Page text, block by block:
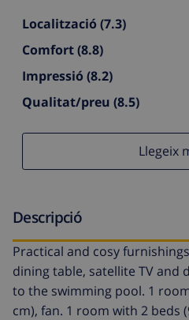
Localització (7.3)
Comfort(8.8)
Impressió (8.2)
Qualitat/preu (8.5)
Llegeix
Descripció
Practical and cosy
dining table, satellite TV and
to the swimming pool. 1
cm), fan. 1 room with 2 beds